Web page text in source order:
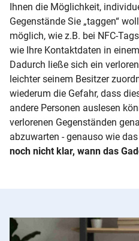
Ihnen die Möglichkeit,
Gegenstände Sie „taggen“
möglich, wie z.B. bei NFC-
wie Ihre Kontaktdaten in
Dadurch ließe sich ein
leichter seinem Besitzer
wiederum die Gefahr, dass
andere Personen auslesen
verlorenen Gegenständen
abzuwarten - genauso wie
noch nicht klar, wann das